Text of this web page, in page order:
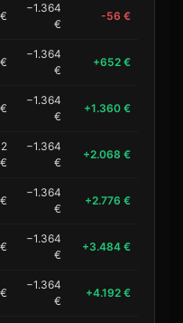
−1.364
€
-56 €
−1.364
€
+652 €
−1.364
€
+1.360 €
€
−1.364
€
+2.068 €
−1.364
€
+2.776 €
−1.364
€
+3.484 €
−1.364
€
+4.192 €